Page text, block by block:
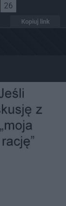
26
Kopiuj link